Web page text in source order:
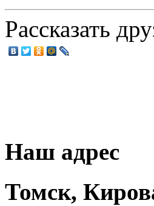
Рассказать
Наш адрес
Томск,